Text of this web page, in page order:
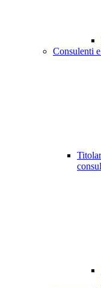
Consulenti